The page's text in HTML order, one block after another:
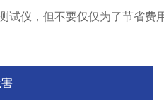
仪，但不要仅仅为了节省费用